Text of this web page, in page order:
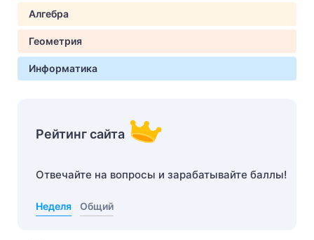
Алгебра
Геометрия
Информатика
Рейтинг сайта
Отвечайте на вопросы и зарабатывайте баллы!
Неделя Общий